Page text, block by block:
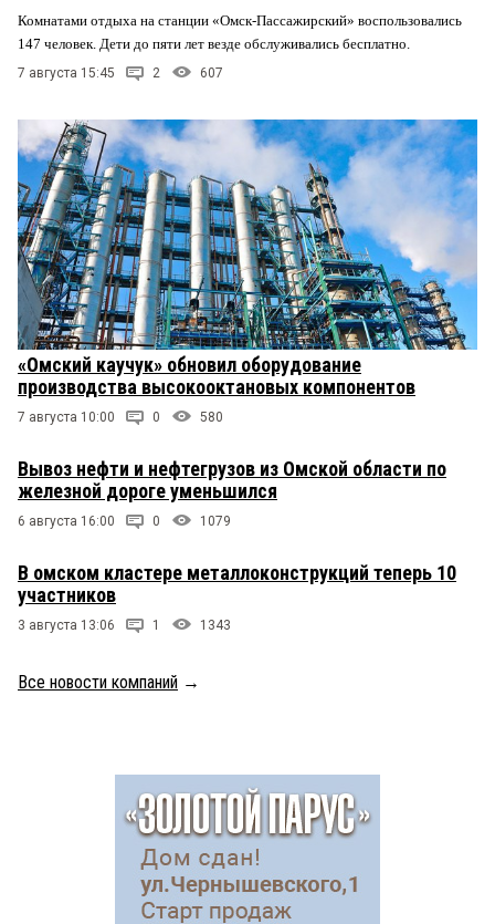
Комнатами отдыха на станции «Омск-Пассажирский» воспользовались
147 человек. Дети до пяти лет везде обслуживались бесплатно.
7 августа 15:45 2 607
«Омский каучук» обновил оборудование
производства высокооктановых компонентов
7 августа 10:00 0 580
Вывоз нефти и нефтегрузов из Омской области по
железной дороге уменьшился
6 августа 16:00 0 1079
В омском кластере металлоконструкций теперь 10
участников
3 августа 13:06 1 1343
Все новости компаний →